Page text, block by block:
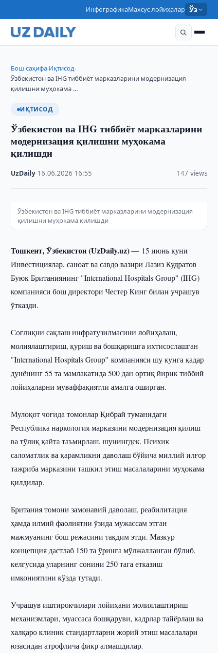
ИнфографикаМахсус лойиҳалар Ўз
Бош саҳифа›Иқтисод›
Ўзбекистон ва IHG тиббиёт марказларини модернизация
қилишни муҳокама …
ИҚТИСОД
Ўзбекистон ва IHG тиббиёт марказларини
модернизация қилишни муҳокама
қилишди
UzDaily 16.06.2026 16:55 147 views
Ўзбекистон ва IHG тиббиёт марказларини модернизация
қилишни муҳокама қилишди
Тошкент, Ўзбекистон (UzDaily.uz) — 15 июнь куни
Инвестициялар, саноат ва савдо вазири Лазиз Кудратов
Буюк Британиянинг "International Hospitals Group" (IHG)
компанияси бош директори Честер Кинг билан учрашув
ўтказди.
Соғлиқни сақлаш инфратузилмасини лойиҳалаш,
молиялаштириш, қуриш ва бошқаришга ихтисослашган
"International Hospitals Group" компанияси шу кунга қадар
дунёнинг 55 та мамлакатида 500 дан ортиқ йирик тиббий
лойиҳаларни муваффақиятли амалга оширган.
Мулоқот чоғида томонлар Қибрай туманидаги
Республика наркология марказини модернизация қилиш
ва тўлиқ қайта таъмирлаш, шунингдек, Психик
саломатлик ва қарамликни даволаш бўйича миллий илғор
тажриба марказини ташкил этиш масалаларини муҳокама
қилдилар.
Британия томони замонавий даволаш, реабилитация
ҳамда илмий фаолиятни ўзида мужассам этган
мажмуанинг бош режасини тақдим этди. Мазкур
концепция дастлаб 150 та ўринга мўлжалланган бўлиб,
келгусида уларнинг сонини 250 тага етказиш
имкониятини кўзда тутади.
Учрашув иштирокчилари лойиҳани молиялаштириш
механизмлари, муассаса бошқаруви, кадрлар тайёрлаш ва
халқаро клиник стандартларни жорий этиш масалалари
юзасидан атрофлича фикр алмашдилар.